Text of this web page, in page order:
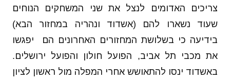
צריכים האדומים לנצל את שני המשחקים הנוחים
שעוד נשארו להם (אשדוד ונהריה במחזור הבא)
בידיעה כי בשלושת המחזורים האחרונים הם יפגשו
את מכבי תל אביב, הפועל חולון והפועל ירושלים.
באשדוד ינסו להתאושש אחרי המפלה מול ראשון לציון